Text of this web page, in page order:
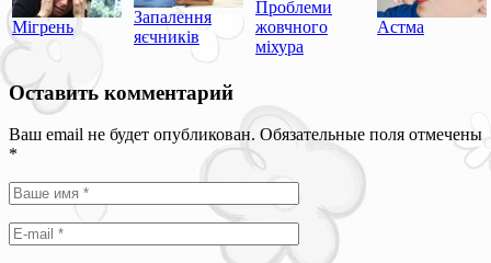
Мігрень
Запалення
яєчників
Проблеми
жовчного
міхура
Астма
Оставить комментарий
Ваш email не будет опубликован. Обязательные поля отмечены
*